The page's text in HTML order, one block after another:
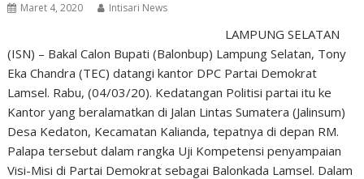
Maret 4, 2020 Intisari News
LAMPUNG SELATAN
(ISN) – Bakal Calon Bupati (Balonbup) Lampung Selatan, Tony
Eka Chandra (TEC) datangi kantor DPC Partai Demokrat
Lamsel. Rabu, (04/03/20). Kedatangan Politisi partai itu ke
Kantor yang beralamatkan di Jalan Lintas Sumatera (Jalinsum)
Desa Kedaton, Kecamatan Kalianda, tepatnya di depan RM.
Palapa tersebut dalam rangka Uji Kompetensi penyampaian
Visi-Misi di Partai Demokrat sebagai Balonkada Lamsel. Dalam